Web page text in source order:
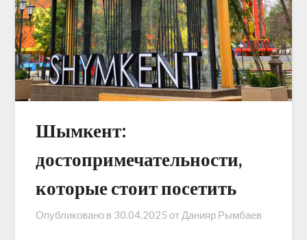
Шымкент:
достопримечательности,
которые стоит посетить
Опубликовано в 30.04.2025 от Данияр Рымбаев